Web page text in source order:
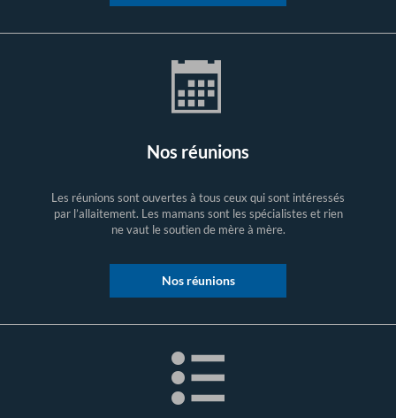
Nos réunions
Les réunions sont ouvertes à tous ceux qui sont intéressés
par l’allaitement. Les mamans sont les spécialistes et rien
ne vaut le soutien de mère à mère.
Nos réunions